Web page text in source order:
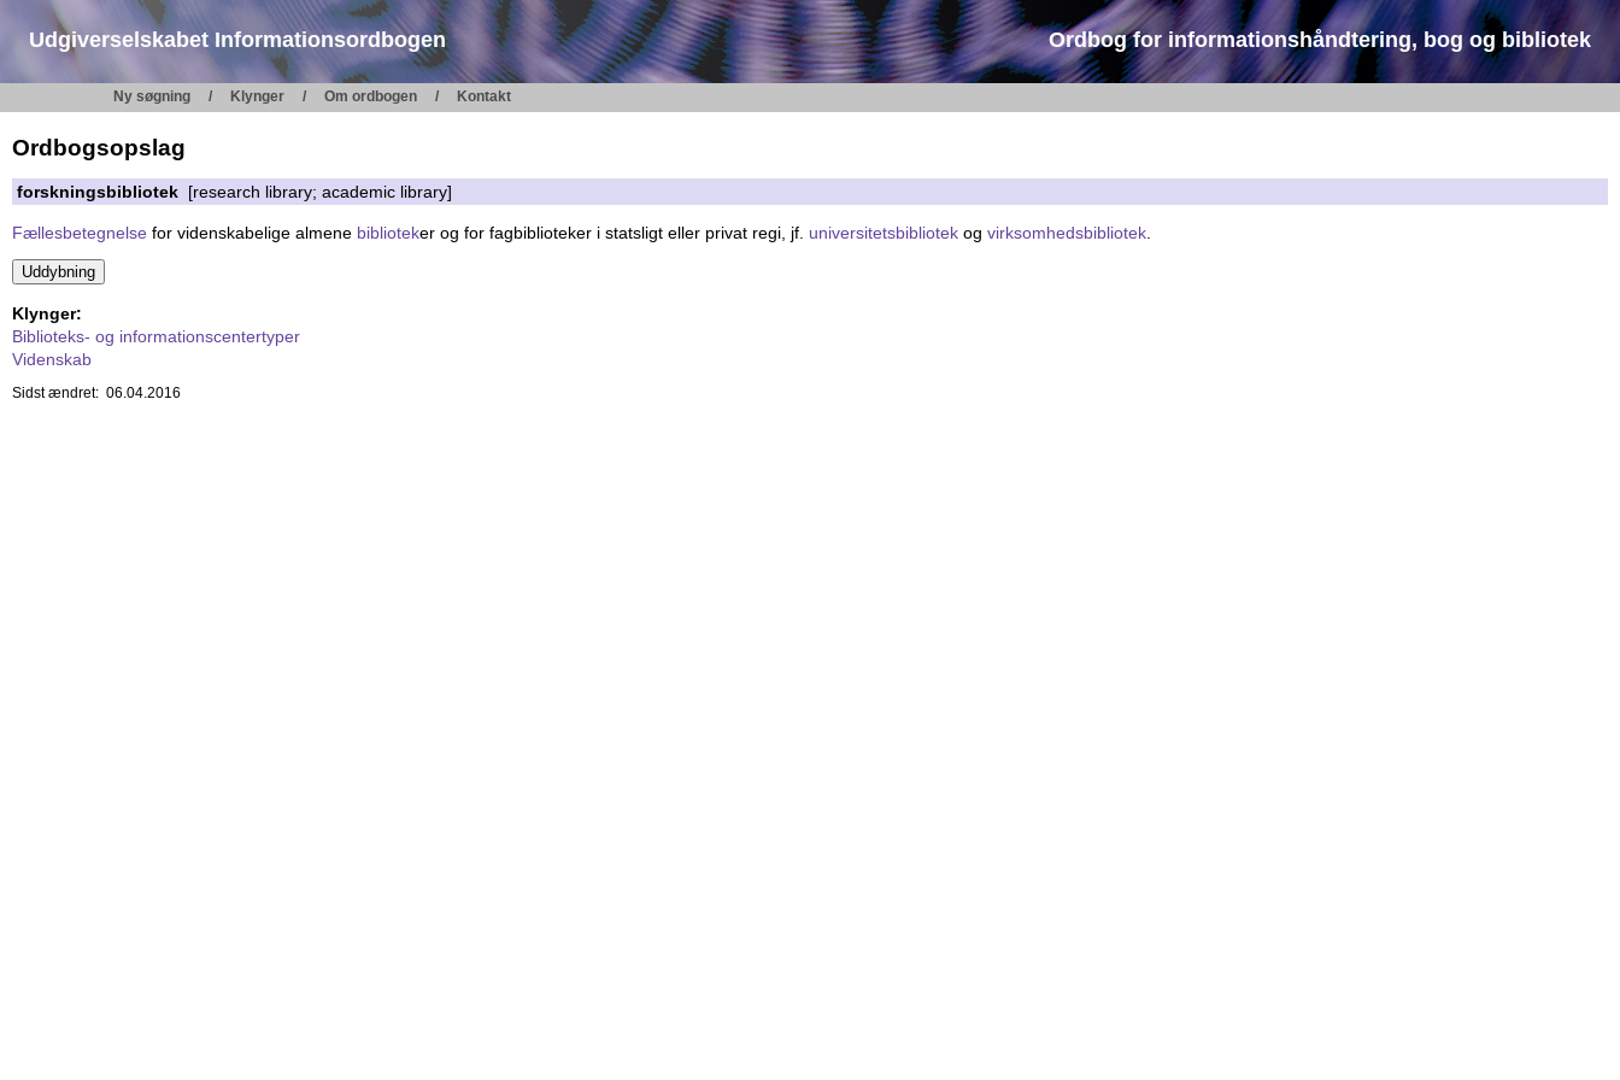
Udgiverselskabet Informationsordbogen Ordbog for informationshåndtering, bog og bibliotek
Ny søgning Klynger Om ordbogen Kontakt
Ordbogsopslag
forskningsbibliotek [research library; academic library]
Fællesbetegnelse for videnskabelige almene biblioteker og for fagbiblioteker i statsligt eller privat regi, jf. universitetsbibliotek og virksomhedsbibliotek
Klynger:
Biblioteks- og informationscentertyper
Videnskab
Sidst ændret: 06.04.2016